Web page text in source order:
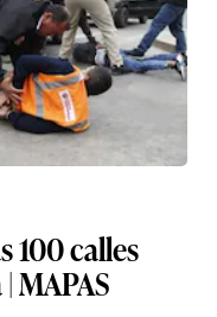
100 calles
MAPAS